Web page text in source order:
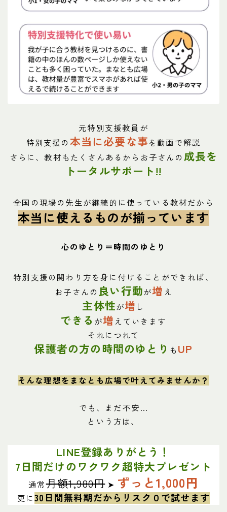
元特別支援教員が
特別支援の 本当に必要な事を動画で解説
さらに、教材もたくさんあるからお子さんの 成長を
トータルサポート!!
全国の現場の先生が継続的に使っている教材だから
本当に使えるものが揃っています
心のゆとり＝時間のゆとり
特別支援の関わり方を身に付けることができれば、
お子さんの 良い行動が増 え
主体性が増 し
できる が増 えていきます
それにつれて
保護者の方の時間のゆとり も UP
そんな理想をまなとも広場で叶えてみませんか？
でも、まだ不安…
という方は、
LINE登録ありがとう！
7日間だけのワクワク超特大プレゼント
通常月額1,980円➤ ずっと1,000円
更に30日間無料期だからリスク０で試せます